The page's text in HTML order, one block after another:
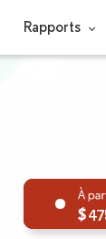
Rapports